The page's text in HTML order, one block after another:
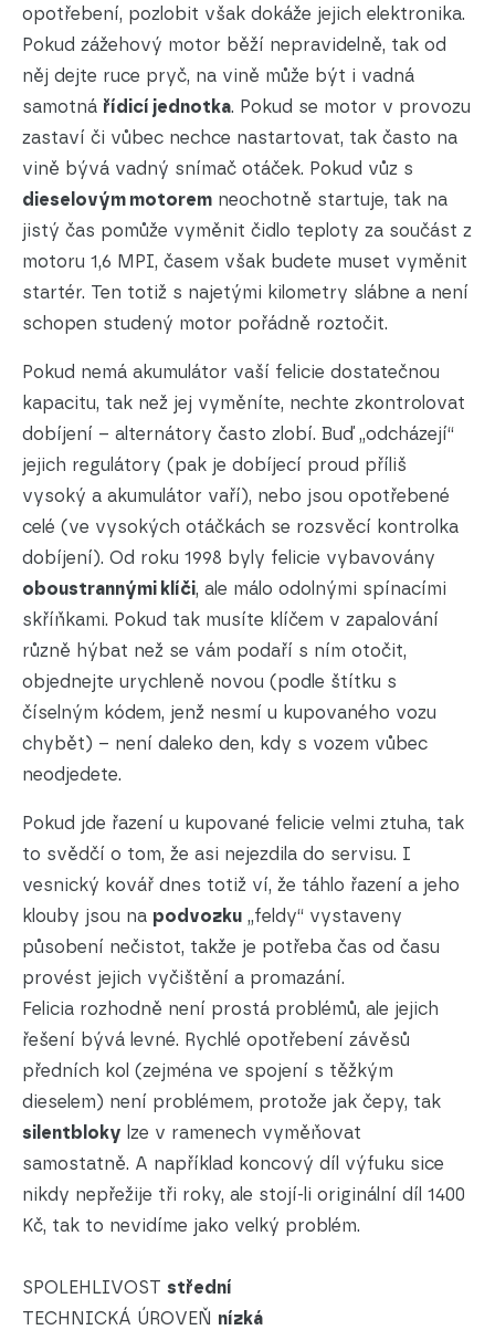
opotřebení, pozlobit však dokáže jejich elektronika.
Pokud zážehový motor běží nepravidelně, tak od
něj dejte ruce pryč, na vině může být i vadná
samotná řídicí jednotka. Pokud se motor v provozu
zastaví či vůbec nechce nastartovat, tak často na
vině bývá vadný snímač otáček. Pokud vůz s
dieselovým motorem neochotně startuje, tak na
jistý čas pomůže vyměnit čidlo teploty za součást z
motoru 1,6 MPI, časem však budete muset vyměnit
startér. Ten totiž s najetými kilometry slábne a není
schopen studený motor pořádně roztočit.
Pokud nemá akumulátor vaší felicie dostatečnou
kapacitu, tak než jej vyměníte, nechte zkontrolovat
dobíjení – alternátory často zlobí. Buď „odcházejí“
jejich regulátory (pak je dobíjecí proud příliš
vysoký a akumulátor vaří), nebo jsou opotřebené
celé (ve vysokých otáčkách se rozsvěcí kontrolka
dobíjení). Od roku 1998 byly felicie vybavovány
oboustrannými klíči, ale málo odolnými spínacími
skříňkami. Pokud tak musíte klíčem v zapalování
různě hýbat než se vám podaří s ním otočit,
objednejte urychleně novou (podle štítku s
číselným kódem, jenž nesmí u kupovaného vozu
chybět) – není daleko den, kdy s vozem vůbec
neodjedete.
Pokud jde řazení u kupované felicie velmi ztuha, tak
to svědčí o tom, že asi nejezdila do servisu. I
vesnický kovář dnes totiž ví, že táhlo řazení a jeho
klouby jsou na podvozku „feldy“ vystaveny
působení nečistot, takže je potřeba čas od času
provést jejich vyčištění a promazání.
Felicia rozhodně není prostá problémů, ale jejich
řešení bývá levné. Rychlé opotřebení závěsů
předních kol (zejména ve spojení s těžkým
dieselem) není problémem, protože jak čepy, tak
silentbloky lze v ramenech vyměňovat
samostatně. A například koncový díl výfuku sice
nikdy nepřežije tři roky, ale stojí-li originální díl 1400
Kč, tak to nevidíme jako velký problém.
SPOLEHLIVOST střední
TECHNICKÁ ÚROVEŇ nízká